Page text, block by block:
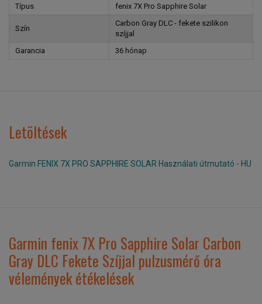
Típus
fenix 7X Pro Sapphire Solar
Szín
Carbon Gray DLC - fekete szilikon
szíjjal
Garancia
36 hónap
Letöltések
Garmin FENIX 7X PRO SAPPHIRE SOLAR Használati útmutató - HU
Garmin fenix 7X Pro Sapphire Solar Carbon
Gray DLC Fekete Szíjjal pulzusmérő óra
vélemények étékelések